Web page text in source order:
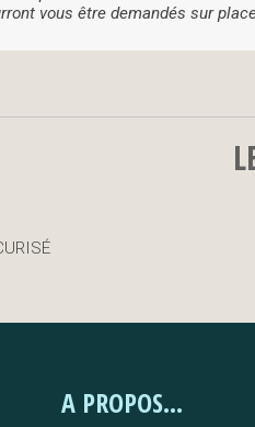
vous être demandés sur
A PROPOS...